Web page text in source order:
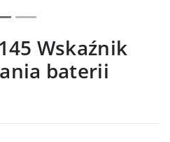
Wskaźnik
baterii